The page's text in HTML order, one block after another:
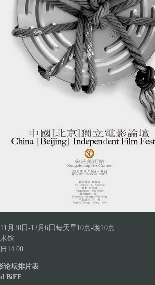
月30日-12月6日每天早10点-晚10点
馆
14:00
论坛排片表
BiFF